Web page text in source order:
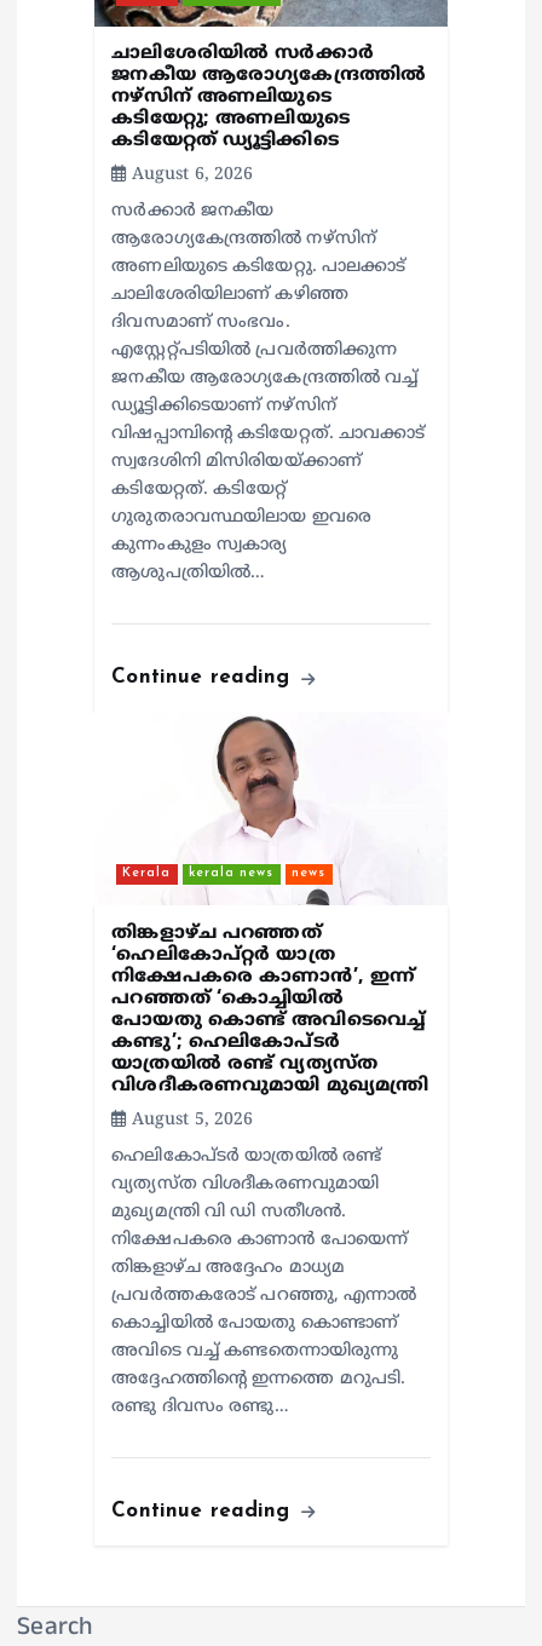
ചാലിശേരിയില്‍ സര്‍ക്കാര്‍
ജനകീയ ആരോഗ്യകേന്ദ്രത്തില്‍
നഴ്സിന് അണലിയുടെ
കടിയേറ്റു; അണലിയുടെ
കടിയേറ്റത് ഡ്യൂട്ടിക്കിടെ
August 6, 2026
സര്‍ക്കാര്‍ ജനകീയ
ആരോഗ്യകേന്ദ്രത്തില്‍ നഴ്സിന്
അണലിയുടെ കടിയേറ്റു. പാലക്കാട്
ചാലിശേരിയിലാണ് കഴിഞ്ഞ
ദിവസമാണ് സംഭവം.
എസ്റ്റേറ്റ്പടിയില്‍ പ്രവര്‍ത്തിക്കുന്ന
ജനകീയ ആരോഗ്യകേന്ദ്രത്തില്‍ വച്ച്
ഡ്യൂട്ടിക്കിടെയാണ് നഴ്സിന്
വിഷപ്പാമ്പിന്റെ കടിയേറ്റത്. ചാവക്കാട്
സ്വദേശിനി മിസിരിയയ്ക്കാണ്
കടിയേറ്റത്. കടിയേറ്റ്
ഗുരുതരാവസ്ഥയിലായ ഇവരെ
കുന്നംകുളം സ്വകാര്യ
ആശുപത്രിയില്‍…
Continue reading
Kerala kerala news news
തിങ്കളാഴ്ച പറഞ്ഞത്
‘ഹെലികോപ്റ്റർ യാത്ര
നിക്ഷേപകരെ കാണാൻ’, ഇന്ന്
പറഞ്ഞത് ‘കൊച്ചിയിൽ
പോയതു കൊണ്ട് അവിടെവെച്ച്
കണ്ടു’; ഹെലികോപ്ടർ
യാത്രയിൽ രണ്ട് വ്യത്യസ്ത
വിശദീകരണവുമായി മുഖ്യമന്ത്രി
August 5, 2026
ഹെലികോപ്ടർ യാത്രയിൽ രണ്ട്
വ്യത്യസ്ത വിശദീകരണവുമായി
മുഖ്യമന്ത്രി വി ഡി സതീശൻ.
നിക്ഷേപകരെ കാണാൻ പോയെന്ന്
തിങ്കളാഴ്ച അദ്ദേഹം മാധ്യമ
പ്രവർത്തകരോട് പറഞ്ഞു, എന്നാൽ
കൊച്ചിയിൽ പോയതു കൊണ്ടാണ്
അവിടെ വച്ച് കണ്ടതെന്നായിരുന്നു
അദ്ദേഹത്തിന്റെ ഇന്നത്തെ മറുപടി.
രണ്ടു ദിവസം രണ്ടു…
Continue reading
Search